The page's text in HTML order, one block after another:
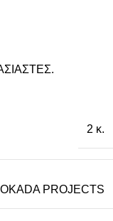
2 κ.
OKADA PROJECTS